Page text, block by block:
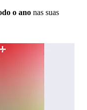
o ano nas suas